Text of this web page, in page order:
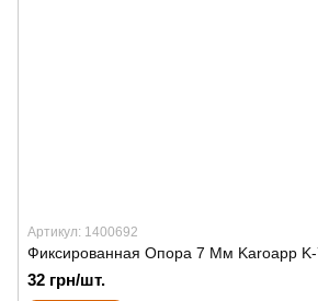
Артикул: 1400692
Фиксированная Опора 7 Мм Karoapp
32 грн/шт.